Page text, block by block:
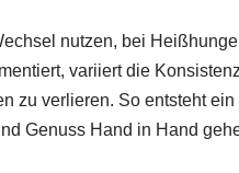
nutzen, bei
variiert die
zu verlieren. So entsteht
Genuss Hand in Hand